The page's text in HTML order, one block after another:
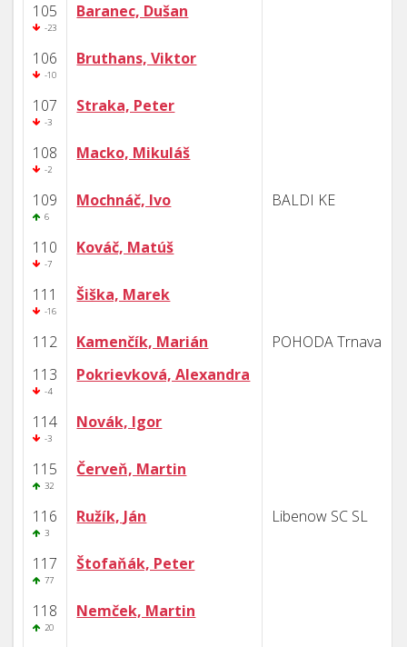
105
-23
Baranec, Dušan
106
-10
Bruthans, Viktor
107
-3
Straka, Peter
108
-2
Macko, Mikuláš
109
6
Mochnáč, Ivo BALDI KE
110
-7
Kováč, Matúš
111
-16
Šiška, Marek
112 Kamenčík, Marián
POHODA Trnava
113
-4
Pokrievková, Alexandra
114
-3
Novák, Igor
115
32
Červeň, Martin
116
3
Ružík, Ján Libenow SC SL
117
77
Štofaňák, Peter
118
20
Nemček, Martin